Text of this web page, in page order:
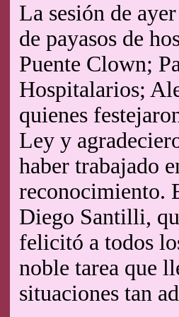
La sesión de
de payasos de
Puente Clown;
Hospitalarios;
quienes
Ley y
haber trabajado
reconocimiento.
Diego Santilli,
felicitó a todos
noble tarea que
situaciones tan